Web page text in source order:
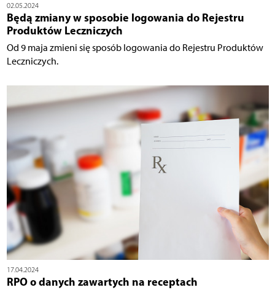
02.05.2024
Będą zmiany w sposobie logowania do Rejestru
Produktów Leczniczych
Od 9 maja zmieni się sposób logowania do Rejestru Produktów
Leczniczych.
17.04.2024
RPO o danych zawartych na receptach